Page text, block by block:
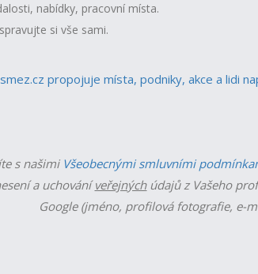
nabídky, pracovní místa.
si vše sami.
propojuje místa, podniky, akce a lidi
s našimi Všeobecnými smluvními
a uchováníveřejnýchúdajů z Vašeho
Google (jméno, profilová fotografie, e-